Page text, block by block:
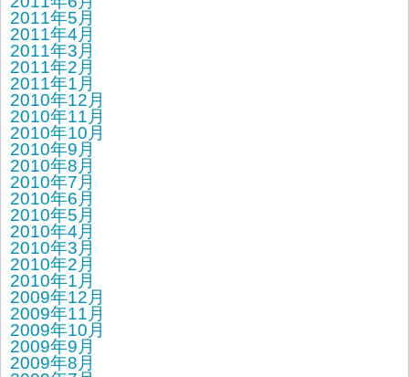
2011年5月
2011年4月
2011年3月
2011年2月
2011年1月
2010年12月
2010年11月
2010年10月
2010年9月
2010年8月
2010年7月
2010年6月
2010年5月
2010年4月
2010年3月
2010年2月
2010年1月
2009年12月
2009年11月
2009年10月
2009年9月
2009年8月